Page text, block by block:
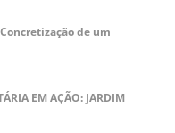
Concretização de um
EM AÇÃO: JARDIM